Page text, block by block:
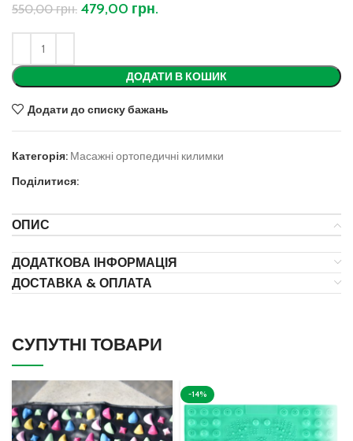
550,00грн. 479,00 грн.
ДОДАТИ В КОШИК
Додати до списку бажань
Категорія: Масажні ортопедичні килимки
Поділитися:
ОПИС
ДОДАТКОВА ІНФОРМАЦІЯ
ДОСТАВКА & ОПЛАТА
СУПУТНІ ТОВАРИ
-14%